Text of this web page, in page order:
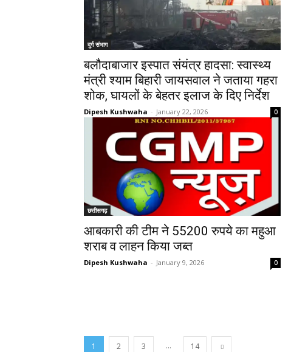
दुर्ग संभाग
बलौदाबाजार इस्पात संयंत्र हादसा: स्वास्थ्य
मंत्री श्याम बिहारी जायसवाल ने जताया गहरा
शोक, घायलों के बेहतर इलाज के दिए निर्देश
Dipesh Kushwaha - January 22, 2026 0
छत्तीसगढ़
आबकारी की टीम ने 55200 रुपये का महुआ
शराब व लाहन किया जब्त
Dipesh Kushwaha - January 9, 2026 0
1 2 3 ... 14